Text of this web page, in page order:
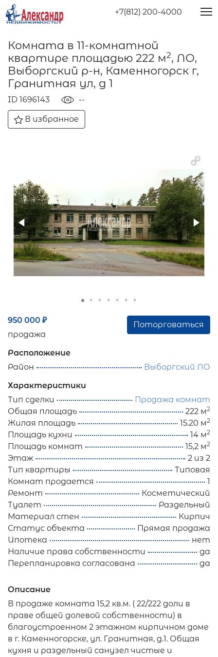
+7(812) 200-4000
Комната в 11-комнатной
квартире площадью 222 м2, ЛО,
Выборгский р-н, Каменногорск г,
Гранитная ул, д 1
ID 1696143 --
В избранное
950 000 ₽
продажа
Поторговаться
Расположение
Район
Выборгский ЛО
Характеристики
Тип сделки
Продажа комнат
Общая площадь
222 м2
Жилая площадь 15.20 м2
Площадь кухни 14 м2
Площадь комнат 15,2 м2
Этаж
2 из 2
Тип квартиры
Типовая
Комнат продается
1
Ремонт
Косметический
Туалет
Раздельный
Материал стен
Кирпич
Статус объекта
Прямая продажа
Ипотека
нет
Наличие права собственности
да
Перепланировка согласована
да
Описание
В продаже комната 15,2 кв.м. ( 22/222 доли в
праве общей долевой собственности) в
благоустроенном 2 этажном кирпичном доме
в г. Каменногорске, ул. Гранитная, д.1. Общая
кухня и раздельный санузел чистые и